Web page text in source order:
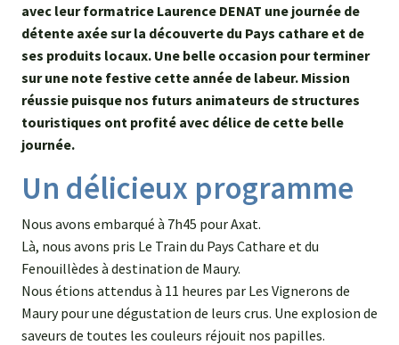
avec leur formatrice Laurence DENAT une journée de
détente axée sur la découverte du Pays cathare et de
ses produits locaux. Une belle occasion pour terminer
sur une note festive cette année de labeur. Mission
réussie puisque nos futurs animateurs de structures
touristiques ont profité avec délice de cette belle
journée.
Un délicieux programme
Nous avons embarqué à 7h45 pour Axat.
Là, nous avons pris Le Train du Pays Cathare et du
Fenouillèdes à destination de Maury.
Nous étions attendus à 11 heures par Les Vignerons de
Maury pour une dégustation de leurs crus. Une explosion de
saveurs de toutes les couleurs réjouit nos papilles.